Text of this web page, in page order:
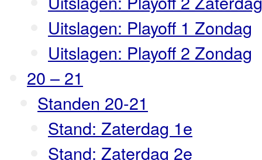
Uitslagen: Playoff 1 Zondag
Uitslagen: Playoff 2 Zondag
20 – 21
Standen 20-21
Stand: Zaterdag 1e
Stand: Zaterdag 2e